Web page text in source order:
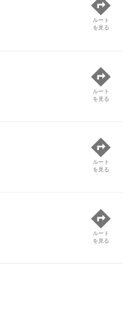
ルート
を見る
ルート
を見る
ルート
を見る
ルート
を見る